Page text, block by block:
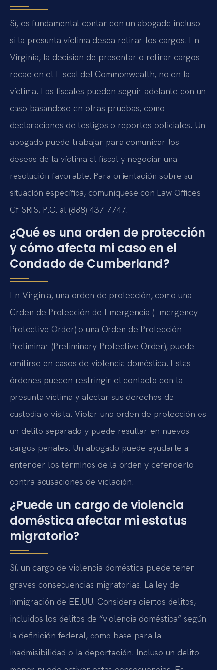
Sí, es fundamental contar con un abogado incluso
si la presunta víctima desea retirar los cargos. En
Virginia, la decisión de presentar o retirar cargos
recae en el Fiscal del Commonwealth, no en la
víctima. Los fiscales pueden seguir adelante con un
caso basándose en otras pruebas, como
declaraciones de testigos o reportes policiales. Un
abogado puede trabajar para comunicar los
deseos de la víctima al fiscal y negociar una
resolución favorable. Para orientación sobre su
situación específica, comuníquese con Law Offices
Of SRIS, P.C. al (888) 437-7747.
¿Qué es una orden de protección
y cómo afecta mi caso en el
Condado de Cumberland?
En Virginia, una orden de protección, como una
Orden de Protección de Emergencia (Emergency
Protective Order) o una Orden de Protección
Preliminar (Preliminary Protective Order), puede
emitirse en casos de violencia doméstica. Estas
órdenes pueden restringir el contacto con la
presunta víctima y afectar sus derechos de
custodia o visita. Violar una orden de protección es
un delito separado y puede resultar en nuevos
cargos penales. Un abogado puede ayudarle a
entender los términos de la orden y defenderlo
contra acusaciones de violación.
¿Puede un cargo de violencia
doméstica afectar mi estatus
migratorio?
Sí, un cargo de violencia doméstica puede tener
graves consecuencias migratorias. La ley de
inmigración de EE.UU. Considera ciertos delitos,
incluidos los delitos de “violencia doméstica” según
la definición federal, como base para la
inadmisibilidad o la deportación. Incluso un delito